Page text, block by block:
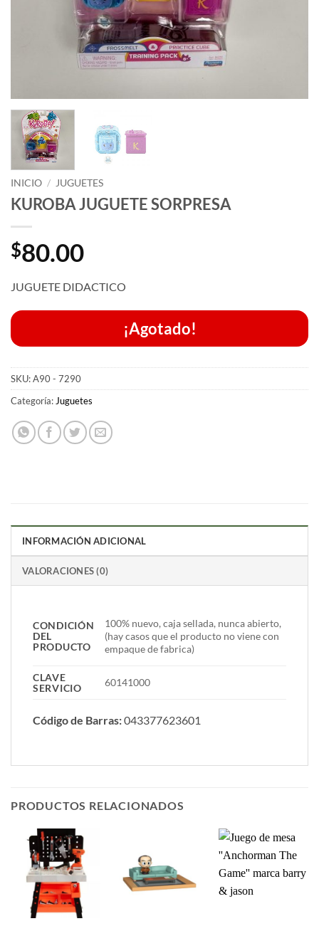
INICIO / JUGUETES
KUROBA JUGUETE SORPRESA
$80.00
JUGUETE DIDACTICO
¡Agotado!
SKU:A90 - 7290
Categoría: Juguetes
INFORMACIÓN ADICIONAL
VALORACIONES (0)
CONDICIÓN
DEL
PRODUCTO
100% nuevo, caja sellada, nunca abierto,
(hay casos que el producto no viene con
empaque de fabrica)
CLAVE
SERVICIO
60141000
Código de Barras:043377623601
PRODUCTOS RELACIONADOS